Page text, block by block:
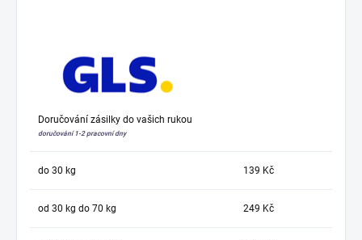
Doručování zásilky do vašich rukou
doručování 1-2 pracovní dny
do 30 kg 139 Kč
od 30 kg do 70 kg 249 Kč